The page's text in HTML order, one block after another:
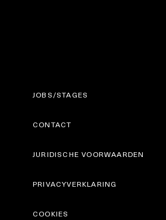
JOBS/STAGES
CONTACT
JURIDISCHE VOORWAARDEN
PRIVACYVERKLARING
COOKIES